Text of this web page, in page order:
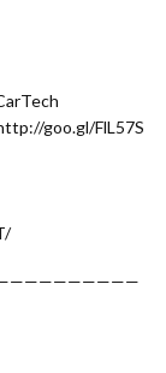
goo.gl/FlL57S